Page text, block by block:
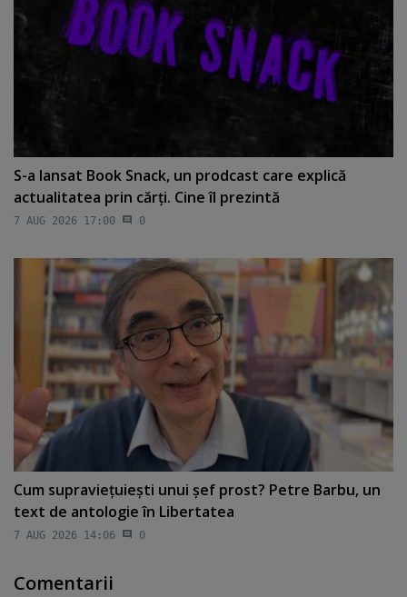
S-a lansat Book Snack, un prodcast care explică
actualitatea prin cărţi. Cine îl prezintă
7 AUG 2026 17:00 0
Cum supravieţuieşti unui şef prost? Petre Barbu, un
text de antologie în Libertatea
7 AUG 2026 14:06 0
Comentarii